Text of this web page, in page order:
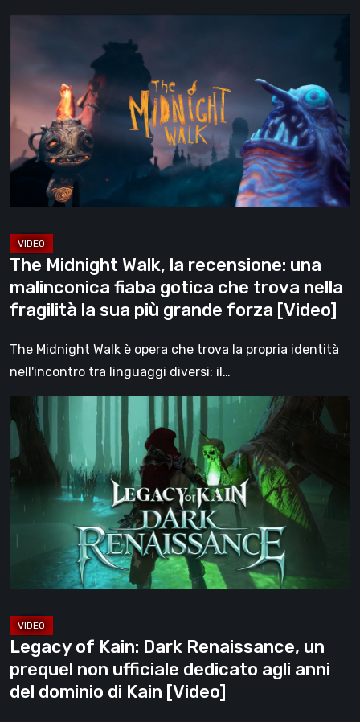
la
recensione:
una
malinconica
gotica
trova
nella
fragilità
la
forza
[Video]
The Midnight Walk, la recensione: una
malinconica fiaba gotica che trova nella
fragilità la sua più grande forza [Video]
The Midnight Walk è opera che trova la propria identità
nell'incontro tra linguaggi diversi: il…
Legacy
of
Dark
Renaissance,
ufficiale
agli
anni
del
dominio
Legacy of Kain: Dark Renaissance, un
prequel non ufficiale dedicato agli anni
del dominio di Kain [Video]